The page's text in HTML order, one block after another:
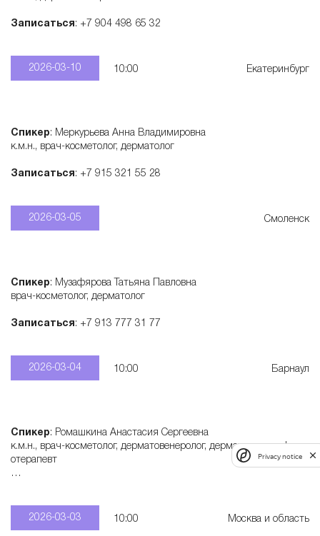
Записаться: +7 904 498 65 32
2026-03-10 10:00 Екатеринбург
Спикер: Меркурьева Анна Владимировна
к.м.н., врач-косметолог, дерматолог
Записаться: +7 915 321 55 28
2026-03-05 Смоленск
Спикер: Музафярова Татьяна Павловна
врач-косметолог, дерматолог
Записаться: +7 913 777 31 77
2026-03-04 10:00 Барнаул
Спикер: Ромашкина Анастасия Сергеевна
к.м.н., врач-косметолог, дерматовенеролог, дерматонколог, физи
отерапевт
2026-03-03 10:00 Москва и область
Privacy notice